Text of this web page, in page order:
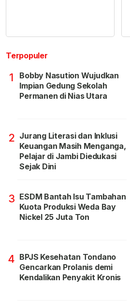
Terpopuler
1
Bobby Nasution Wujudkan
Impian Gedung Sekolah
Permanen di Nias Utara
2 Jurang Literasi dan Inklusi
Keuangan Masih Menganga,
Pelajar di Jambi Diedukasi
Sejak Dini
3 ESDM Bantah Isu Tambahan
Kuota Produksi Weda Bay
Nickel 25 Juta Ton
4 BPJS Kesehatan Tondano
Gencarkan Prolanis demi
Kendalikan Penyakit Kronis